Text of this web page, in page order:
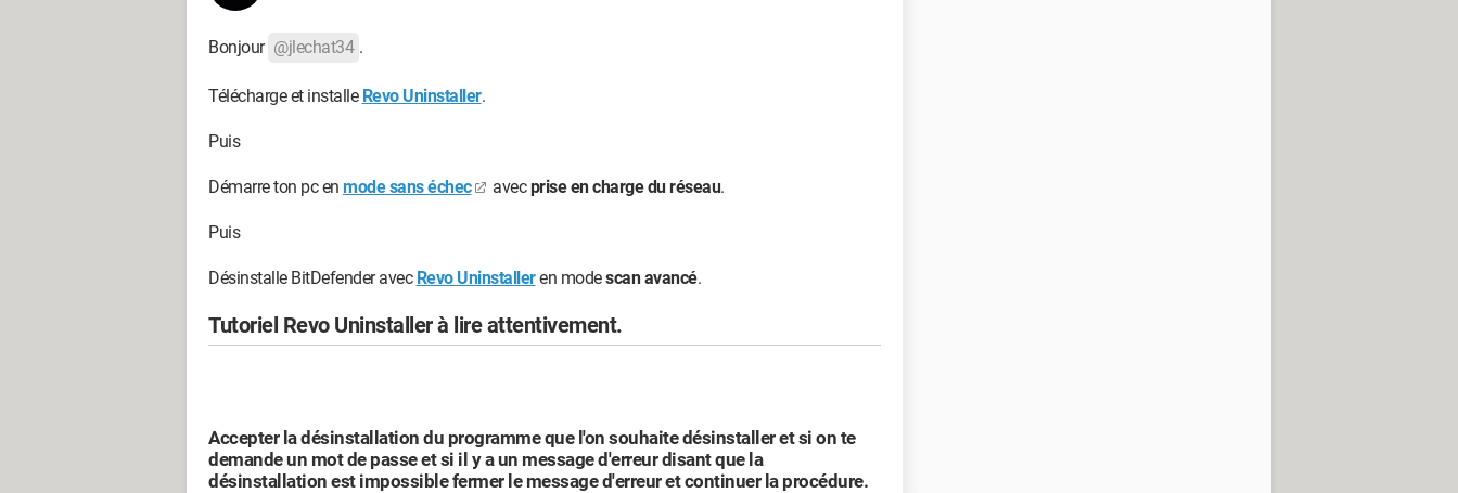
Bonjour @jlechat34 .
Télécharge et installe Revo Uninstaller.
Puis
Démarre ton pc en mode sans échec avecprise en charge du réseau.
Puis
Désinstalle BitDefender avec Revo Uninstalleren modescan avancé.
Tutoriel Revo Uninstaller à lire attentivement.
Accepter la désinstallation du programme que l'on souhaite désinstaller et si on te
demande un mot de passe et si il y a un message d'erreur disant que la
désinstallation est impossible fermer le message d'erreur et continuer la procédure.